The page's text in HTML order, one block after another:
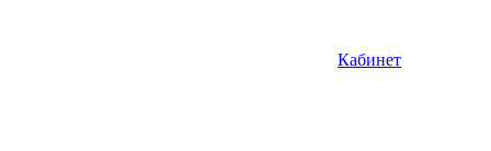
Кабинет